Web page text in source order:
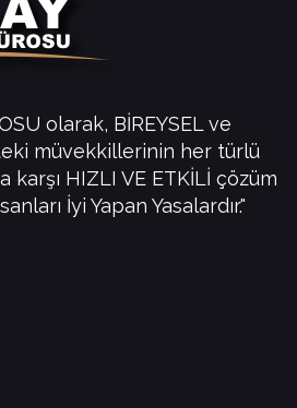
olarak, BİREYSEL ve
müvekkillerinin her türlü
karşı HIZLI VE ETKİLİ çözüm
İyi Yapan Yasalardır."